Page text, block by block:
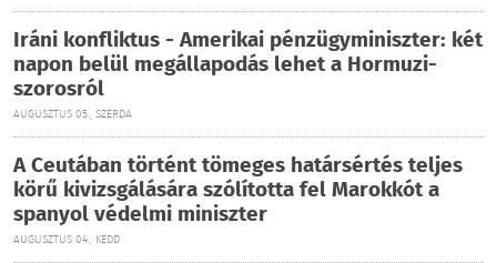
Iráni konfliktus - Amerikai pénzügyminiszter: két
napon belül megállapodás lehet a Hormuzi-
szorosról
AUGUSZTUS 05., SZERDA
A Ceutában történt tömeges határsértés teljes
körű kivizsgálására szólította fel Marokkót a
spanyol védelmi miniszter
AUGUSZTUS 04., KEDD